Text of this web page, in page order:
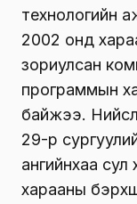
технологийн
2002 онд
зориулсан
программын
байжээ.
29-р
ангийнхаа сул
харааны